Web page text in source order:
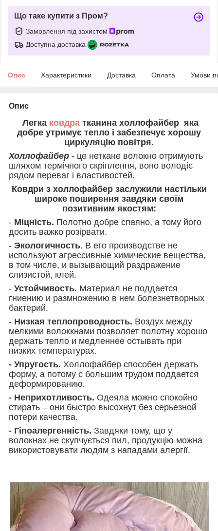
Що таке купити з Пром?
Замовлення під захистом
Доступна доставка
Опис Характеристики Доставка Оплата Умови
Опис
Легка ковдратканина холлофайбер яка
добре утримує тепло і забезпечує хорошу
циркуляцію повітря.
Холлофайбер - це неткане волокно отримують
шляхом термічного скріплення, воно володіє
рядом переваг і властивостей.
Ковдри з холлофайбер заслужили настільки
широке поширення завдяки своїм
позитивним якостям:
- Міцність. Полотно добре спаяно, а тому його
досить важко розірвати.
- Экологичность. В его производстве не
используют агрессивные химические вещества,
в том числе, и вызывающий раздражение
слизистой, клей.
- Устойчивость. Материал не поддается
гниению и размножению в нем болезнетворных
бактерий.
- Низкая теплопроводность. Воздух между
мелкими волоккнами позволяет полотну хорошо
держать тепло и медленнее остывать при
низких температурах.
- Упругость. Холлофайбер способен держать
форму, а потому с большим трудом поддается
деформированию.
- Неприхотливость. Одеяла можно спокойно
стирать – они быстро высохнут без серьезной
потери качества.
- Гіпоалергенність. Завдяки тому, що у
волокнах не скупчується пил, продукцію можна
використовувати людям з нападами алергії.